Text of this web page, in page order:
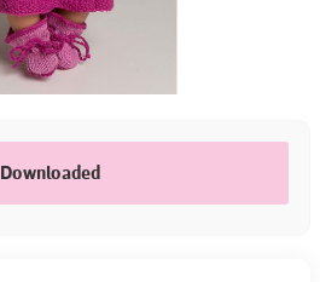
Downloaded